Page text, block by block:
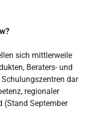
sich mittlerweile
Beraters- und
dar
regionaler
(Stand September